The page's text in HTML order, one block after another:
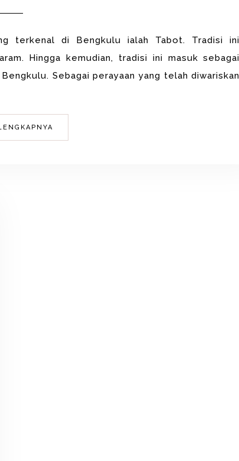
terkenal di Bengkulu ialah Tabot. Tradisi ini
Hingga kemudian, tradisi ini masuk sebagai
Sebagai perayaan yang telah diwariskan